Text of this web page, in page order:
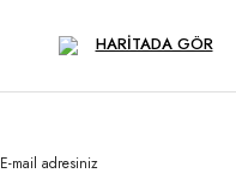
HARİTADA GÖR